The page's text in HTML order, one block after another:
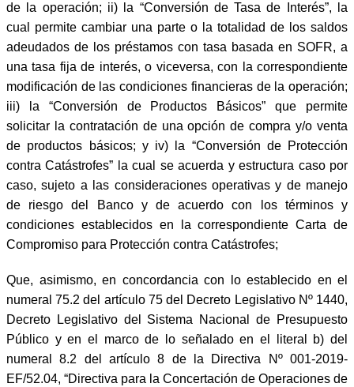
de la operación; ii) la “Conversión de Tasa de Interés”, la
cual permite cambiar una parte o la totalidad de los saldos
adeudados de los préstamos con tasa basada en SOFR, a
una tasa fija de interés, o viceversa, con la correspondiente
modificación de las condiciones financieras de la operación;
iii) la “Conversión de Productos Básicos” que permite
solicitar la contratación de una opción de compra y/o venta
de productos básicos; y iv) la “Conversión de Protección
contra Catástrofes” la cual se acuerda y estructura caso por
caso, sujeto a las consideraciones operativas y de manejo
de riesgo del Banco y de acuerdo con los términos y
condiciones establecidos en la correspondiente Carta de
Compromiso para Protección contra Catástrofes;
Que, asimismo, en concordancia con lo establecido en el
numeral 75.2 del artículo 75 del Decreto Legislativo Nº 1440,
Decreto Legislativo del Sistema Nacional de Presupuesto
Público y en el marco de lo señalado en el literal b) del
numeral 8.2 del artículo 8 de la Directiva Nº 001-2019-
EF/52.04, “Directiva para la Concertación de Operaciones de